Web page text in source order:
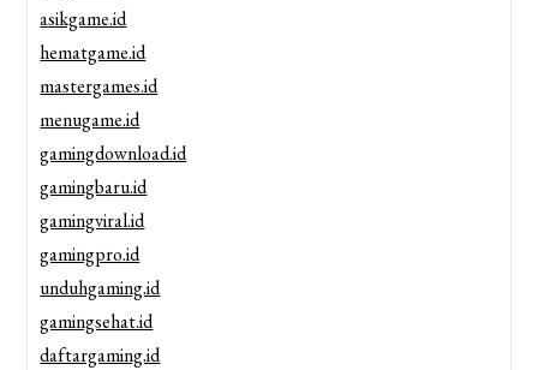
asikgame.id
hematgame.id
mastergames.id
menugame.id
gamingdownload.id
gamingbaru.id
gamingviral.id
gamingpro.id
unduhgaming.id
gamingsehat.id
daftargaming.id